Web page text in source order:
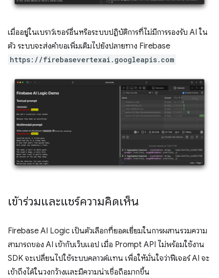
เมื่ออยู่ในเบราว์เซอร์อื่นหรือระบบปฏิบัติการที่ไม่มีการรองรับ AI ใน
ตัว ระบบจะส่งคำขอเพิ่มเติมไปยังปลายทาง Firebase
https://firebasevertexai.googleapis.com
เข้าร่วมและแชร์ความคิดเห็น
Firebase AI Logic เป็นตัวเลือกที่ยอดเยี่ยมในการผสานรวมความ
สามารถของ AI เข้ากับเว็บแอป เมื่อ Prompt API ไม่พร้อมใช้งาน
SDK จะเปลี่ยนไปใช้ระบบคลาวด์แทน เพื่อให้มั่นใจว่าฟีเจอร์ AI จะ
เข้าถึงได้ในวงกว้างและมีความน่าเชื่อถือมากขึ้น